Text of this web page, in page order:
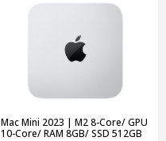
Mac Mini 2023 | M2 8-Core/ GPU
10-Core/ RAM 8GB/ SSD 512GB